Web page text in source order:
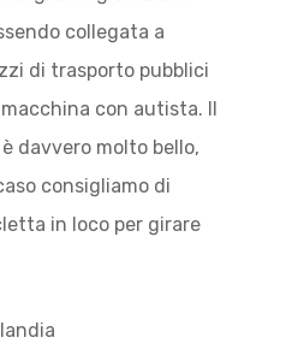
collegata a
di trasporto pubblici
con autista. Il
davvero molto bello,
consigliamo di
in loco per girare